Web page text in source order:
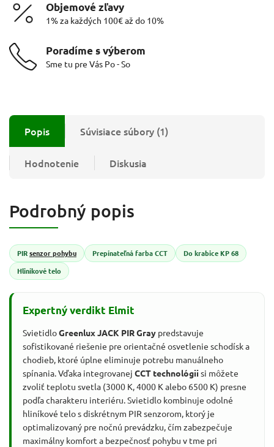
Objemové zľavy
1% za každých 100€ až do 10%
Poradíme s výberom
Sme tu pre Vás Po - So
Popis Súvisiace súbory (1)
Hodnotenie Diskusia
Podrobný popis
PIRsenzor pohybu Prepínateľná farba CCT
Do krabice KP 68
Hliníkové telo
Expertný verdikt Elmit
SvietidloGreenlux JACK PIR Gray predstavuje
sofistikované riešenie pre orientačné osvetlenie schodísk a
chodieb, ktoré úplne eliminuje potrebu manuálneho
spínania. Vďaka integrovanej CCT technológii si môžete
zvoliť teplotu svetla (3000 K, 4000 K alebo 6500 K) presne
podľa charakteru interiéru. Svietidlo kombinuje odolné
hliníkové telo s diskrétnym PIR senzorom, ktorý je
optimalizovaný pre nočnú prevádzku, čím zabezpečuje
maximálny komfort a bezpečnosť pohybu v tme pri